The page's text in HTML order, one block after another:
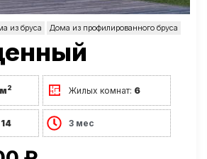
из бруса Дома из профилированного бруса
2 Жилых комнат: 6
3 мес